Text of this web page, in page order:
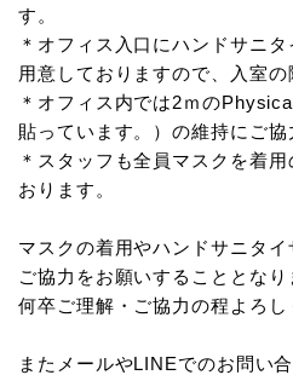
す。
＊オフィス入口にハンドサニ
用意しておりますので、入室の
＊オフィス内では2ｍの
貼っています。）の維持にご協
＊スタッフも全員マスクを着
おります。
マスクの着用やハンドサニタ
ご協力をお願いすることとなり
何卒ご理解・ご協力の程よろし
またメールやLINEでのお問い